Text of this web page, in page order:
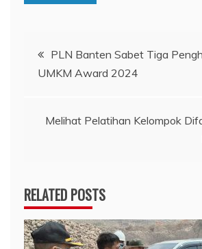
Navigasi
pos
PLN Banten Sabet Tiga
UMKM Award 2024
Melihat Pelatihan Kelompok
RELATED POSTS